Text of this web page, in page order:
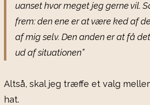
uanset hvor meget jeg gerne vil.
frem: den ene er at være ked af
af mig selv. Den anden er at få
ud af situationen”
Altså, skal jeg træffe et valg
hat.